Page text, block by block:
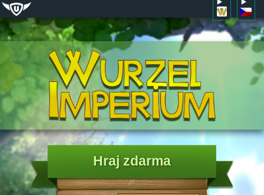
Hraj zdarma